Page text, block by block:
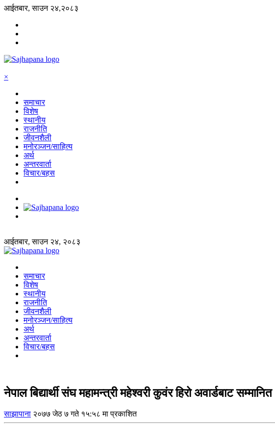
आईतबार, साउन २४,२०८३
×
समाचार
विशेष
स्थानीय
राजनीति
जीवनशैली
मनोरञ्जन/साहित्य
अर्थ
अन्तरवार्ता
विचार/बहस
आईतबार, साउन २४, २०८३
समाचार
विशेष
स्थानीय
राजनीति
जीवनशैली
मनोरञ्जन/साहित्य
अर्थ
अन्तरवार्ता
विचार/बहस
नेपाल बिद्यार्थी संघ महामन्त्री महेश्वरी कुवंर हिरो अवार्डबाट सम्मानित
साझापाना २०७७ जेठ ७ गते १५:५८ मा प्रकाशित